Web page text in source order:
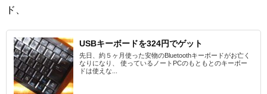
ド、
USBキーボードを324円でゲット
先日、約５ヶ月使った安物のBluetoothキーボードがお亡く
なりになり、 使っているノートPCのもともとのキーボー
ドは使えな...